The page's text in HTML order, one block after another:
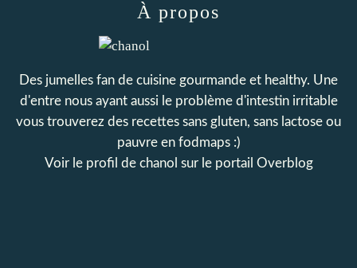
À propos
Des jumelles fan de cuisine gourmande et healthy. Une
d'entre nous ayant aussi le problème d'intestin irritable
vous trouverez des recettes sans gluten, sans lactose ou
pauvre en fodmaps :)
Voir le profil de chanol sur le portail Overblog